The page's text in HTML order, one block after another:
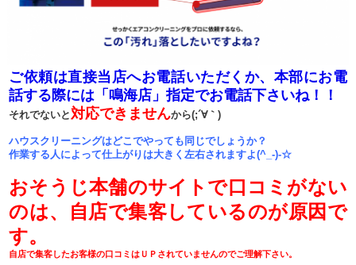
ご依頼は直接当店へお電話いただくか、本部にお電
話する際には「鳴海店」指定でお電話下さいね！！
それでないと対応できませんから(;´∀｀)
ハウスクリーニングはどこでやっても同じでしょうか？
作業する人によって仕上がりは大きく左右されますよ(^_-)-☆
おそうじ本舗のサイトで口コミがない
のは、自店で集客しているのが原因で
す。
自店で集客したお客様の口コミはＵＰされていませんのでご理解下さい。